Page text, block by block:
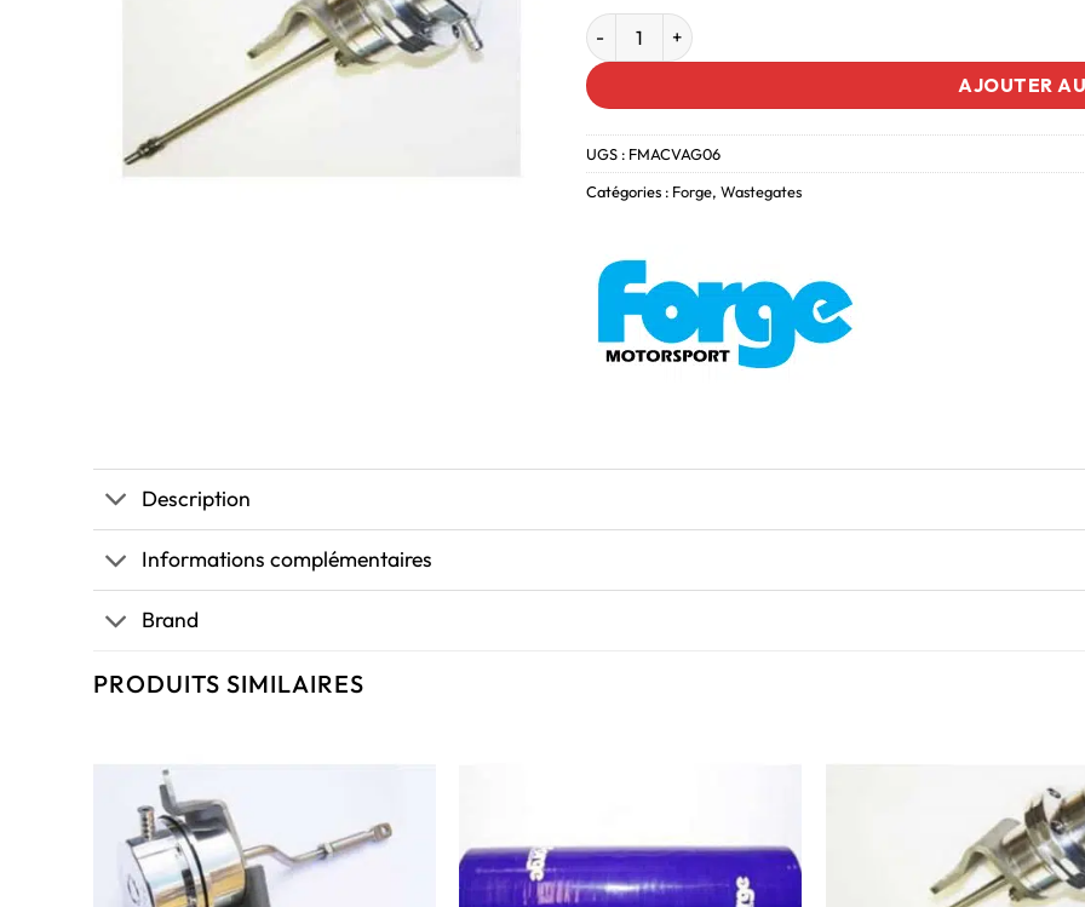
AJOUTER
UGS : FMACVAG06
Catégories : Forge, Wastegates
Description
Informations complémentaires
Brand
PRODUITS SIMILAIRES